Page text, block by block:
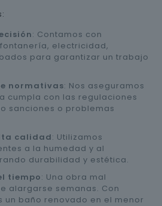
: Contamos con
electricidad,
para garantizar un trabajo
normativas: Nos aseguramos
cumpla con las regulaciones
sanciones o problemas
calidad: Utilizamos
a la humedad y al
durabilidad y estética.
tiempo: Una obra mal
alargarse semanas. Con
un baño renovado en el menor